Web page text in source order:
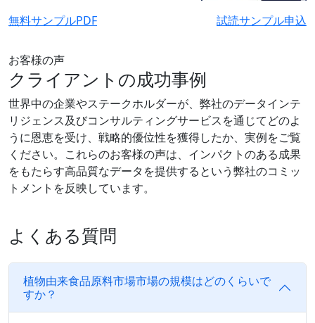
無料サンプルPDF 試読サンプル申込
お客様の声
クライアントの成功事例
世界中の企業やステークホルダーが、弊社のデータインテ
リジェンス及びコンサルティングサービスを通じてどのよ
うに恩恵を受け、戦略的優位性を獲得したか、実例をご覧
ください。これらのお客様の声は、インパクトのある成果
をもたらす高品質なデータを提供するという弊社のコミッ
トメントを反映しています。
よくある質問
植物由来食品原料市場市場の規模はどのくらいで
すか？